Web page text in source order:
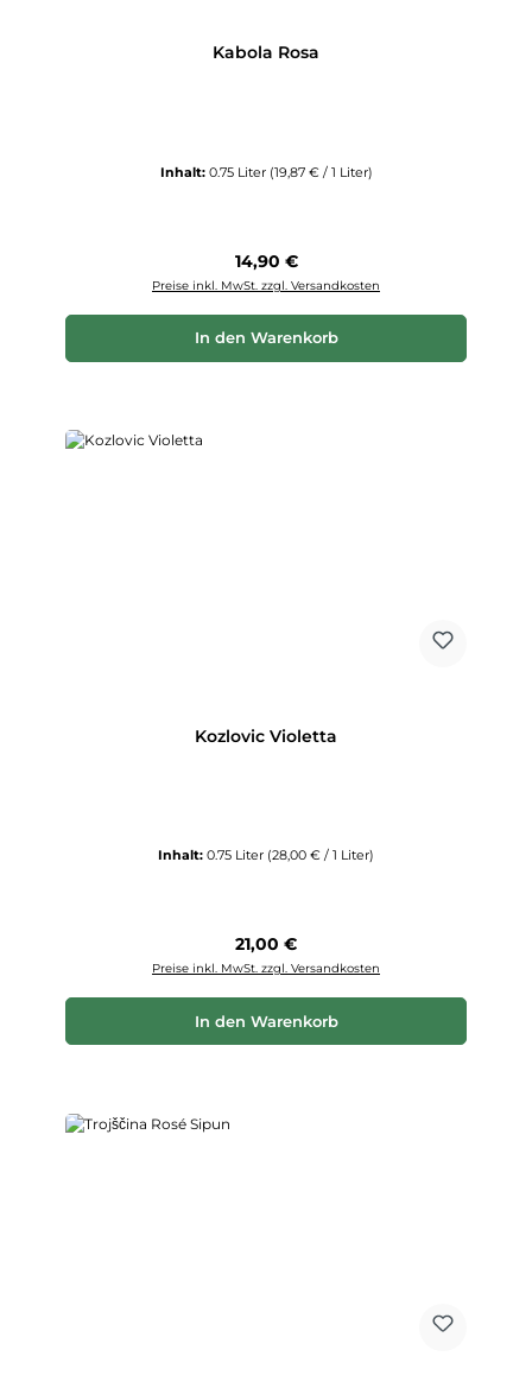
Kabola Rosa
Inhalt: 0.75 Liter (19,87 € / 1 Liter)
Regulärer Preis:
14,90 €
Preise inkl. MwSt. zzgl. Versandkosten
In den Warenkorb
Kozlovic Violetta
Inhalt: 0.75 Liter (28,00 € / 1 Liter)
Regulärer Preis:
21,00 €
Preise inkl. MwSt. zzgl. Versandkosten
In den Warenkorb